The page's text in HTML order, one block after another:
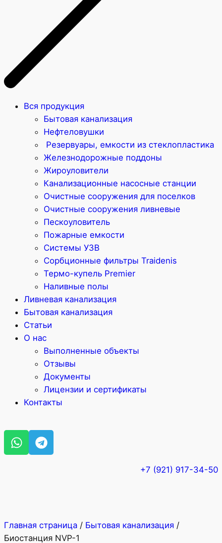
Вся продукция
Бытовая канализация
Нефтеловушки
Резервуары, емкости из стеклопластика
Железнодорожные поддоны
Жироуловители
Канализационные насосные станции
Очистные сооружения для поселков
Очистные сооружения ливневые
Пескоуловитель
Пожарные емкости
Системы УЗВ
Сорбционные фильтры Traidenis
Термо-купель Premier
Наливные полы
Ливневая канализация
Бытовая канализация
Статьи
О нас
Выполненные объекты
Отзывы
Документы
Лицензии и сертификаты
Контакты
+7 (921) 917-34-50
Главная страница / Бытовая канализация /
Биостанция NVP-1